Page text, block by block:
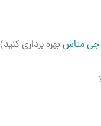
جی متاس بهره برداری کنید)